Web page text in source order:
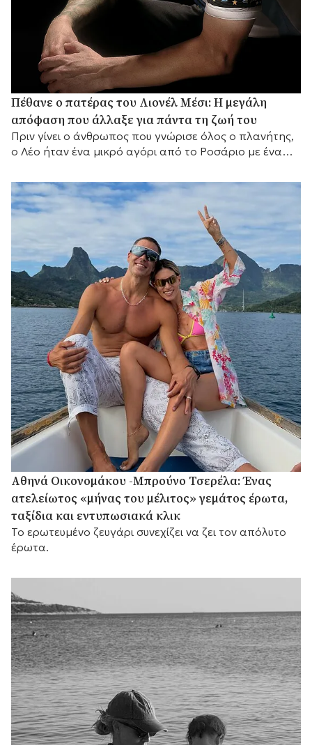
Πέθανε ο πατέρας του Λιονέλ Μέσι: Η μεγάλη
απόφαση που άλλαξε για πάντα τη ζωή του
Πριν γίνει ο άνθρωπος που γνώρισε όλος ο πλανήτης,
ο Λέο ήταν ένα μικρό αγόρι από το Ροσάριο με ένα
κυνηγήσει μαζί του
Αθηνά Οικονομάκου -Μπρούνο Τσερέλα: Ένας
ατελείωτος «μήνας του μέλιτος» γεμάτος έρωτα,
ταξίδια και εντυπωσιακά κλικ
Το ερωτευμένο ζευγάρι συνεχίζει να ζει τον απόλυτο
έρωτα.